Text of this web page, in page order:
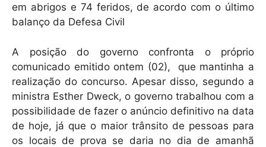
em abrigos e 74 feridos, de acordo com o último
balanço da Defesa Civil
A posição do governo confronta o próprio
comunicado emitido ontem (02), que mantinha a
realização do concurso. Apesar disso, segundo a
ministra Esther Dweck, o governo trabalhou com a
possibilidade de fazer o anúncio definitivo na data
de hoje, já que o maior trânsito de pessoas para
os locais de prova se daria no dia de amanhã